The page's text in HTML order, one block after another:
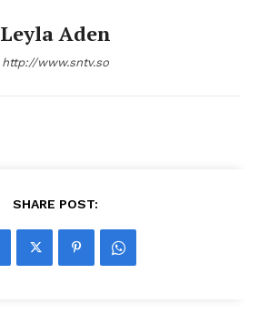
Leyla Aden
http://www.sntv.so
SHARE POST: